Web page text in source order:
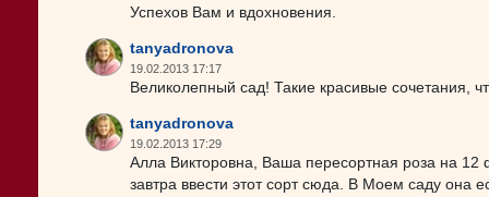
Успехов Вам и вдохновения.
tanyadronova
19.02.2013 17:17
Великолепный сад! Такие красивые сочетания,
tanyadronova
19.02.2013 17:29
Алла Викторовна, Ваша пересортная роза на 12
завтра ввести этот сорт сюда. В Моем саду она